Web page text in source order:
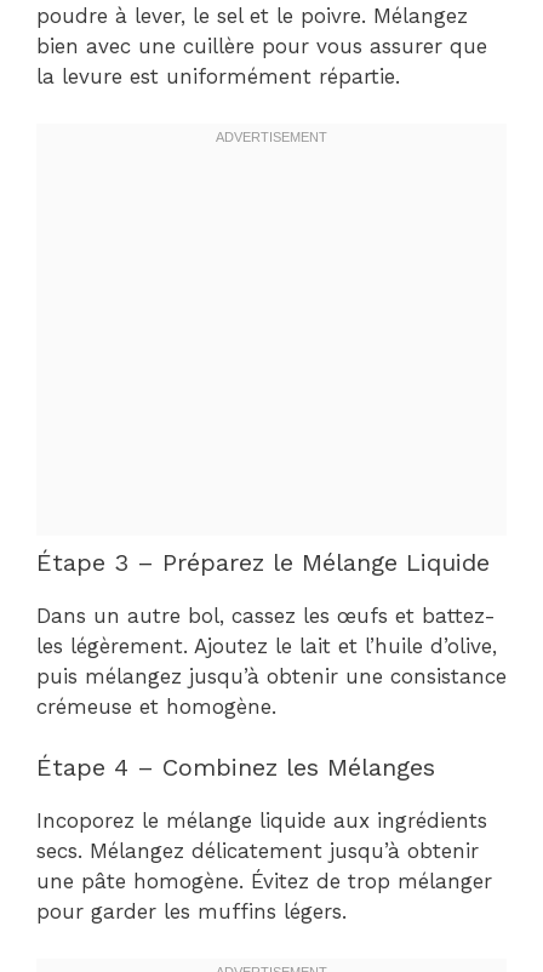
poudre à lever, le sel et le poivre. Mélangez
bien avec une cuillère pour vous assurer que
la levure est uniformément répartie.
Étape 3 – Préparez le Mélange Liquide
Dans un autre bol, cassez les œufs et battez-
les légèrement. Ajoutez le lait et l’huile d’olive,
puis mélangez jusqu’à obtenir une consistance
crémeuse et homogène.
Étape 4 – Combinez les Mélanges
Incoporez le mélange liquide aux ingrédients
secs. Mélangez délicatement jusqu’à obtenir
une pâte homogène. Évitez de trop mélanger
pour garder les muffins légers.